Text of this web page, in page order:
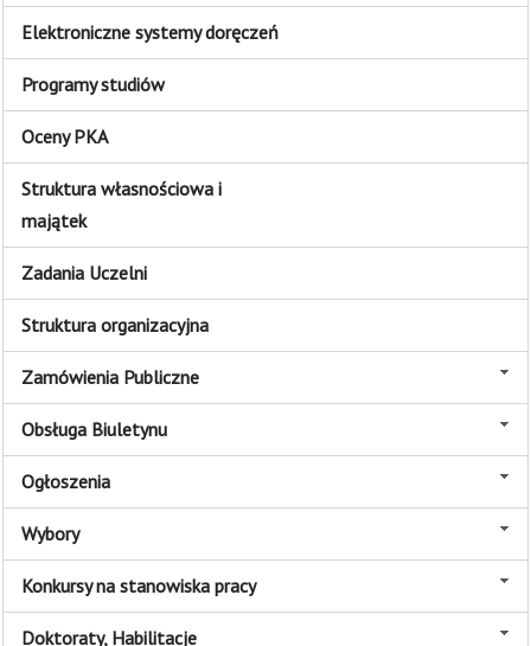
Elektroniczne systemy doręczeń
Programy studiów
Oceny PKA
Struktura własnościowa i
majątek
Zadania Uczelni
Struktura organizacyjna
Zamówienia Publiczne
Obsługa Biuletynu
Ogłoszenia
Wybory
Konkursy na stanowiska pracy
Doktoraty, Habilitacje